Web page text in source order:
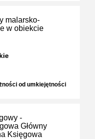
malarsko-
w obiekcie
od umkiejętności
-
Główny
Księgowa